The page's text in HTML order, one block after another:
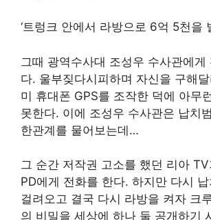
‘트렁크 안에서 라방으로 6억 5천을
그때 광역수사대 조성우 수사관에게
다. 울부짖다시피하며 자신을 구해
미 휴대폰 GPS를 조작한 덕에 아무
못한다. 이에 조성우 수사관은 납치
한관계를 물어보는데…
그 순간 저작권 고소를 했던 리아
PD에게 전화를 한다. 하지만 다시
걸려오고 결국 다시 라방을 켜자 크
의 비밀을 세상에 하나 둘 공개하기